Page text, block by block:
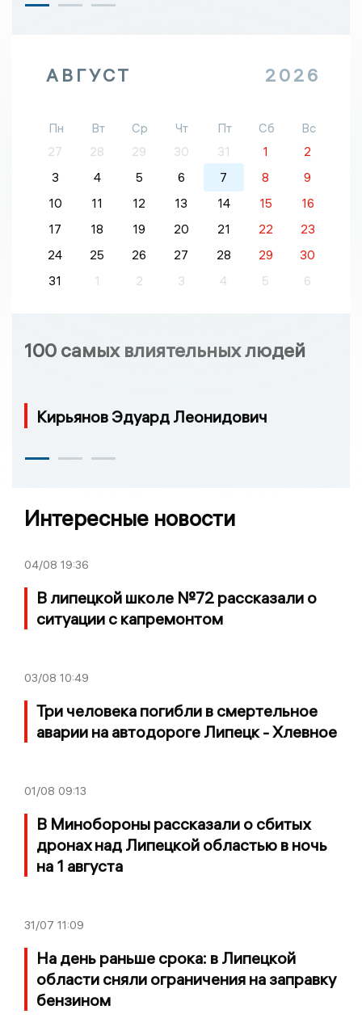
АВГУСТ 2026
Пн Вт Ср Чт Пт Сб
Вс
27
28 29 30 31 1
2
3
4 5 6 7 8
9
10
11 12 13 14 15
16
17
18 19 20 21 22
23
24
25 26 27 28 29
30
31
1 2 3 4 5 6
100 самых влиятельных людей
Кирьянов Эдуард Леонидович
Интересные новости
04/08 19:36
В липецкой школе №72 рассказали о
ситуации с капремонтом
03/08 10:49
Три человека погибли в смертельное
аварии на автодороге Липецк - Хлевное
01/08 09:13
В Минобороны рассказали о сбитых
дронах над Липецкой областью в ночь
на 1 августа
31/07 11:09
На день раньше срока: в Липецкой
области сняли ограничения на заправку
бензином